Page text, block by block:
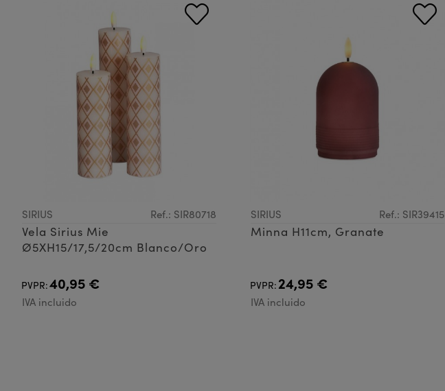
SIRIUS Ref.: SIR80718
Vela Sirius Mie
Ø5XH15/17,5/20cm Blanco/Oro
PVPR:40,95 €
IVA incluido
SIRIUS Ref.: SIR39415
Minna H11cm, Granate
PVPR: 24,95 €
IVA incluido